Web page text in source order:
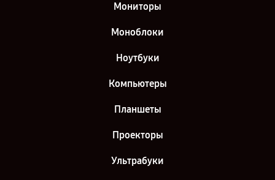
Мониторы
Моноблоки
Ноутбуки
Компьютеры
Планшеты
Проекторы
Ультрабуки